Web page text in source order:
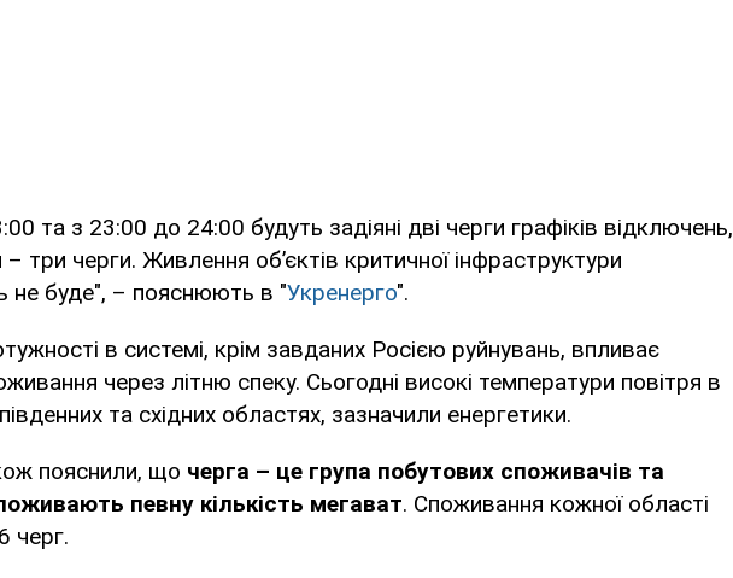
та з 23:00 до 24:00 будуть задіяні дві черги графіків відключень,
три черги. Живлення об’єктів критичної інфраструктури
не буде", – пояснюють в "Укренерго".
в системі, крім завданих Росією руйнувань, впливає
через літню спеку. Сьогодні високі температури повітря в
та східних областях, зазначили енергетики.
пояснили, що черга – це група побутових споживачів та
певну кількість мегават. Споживання кожної області
черг.